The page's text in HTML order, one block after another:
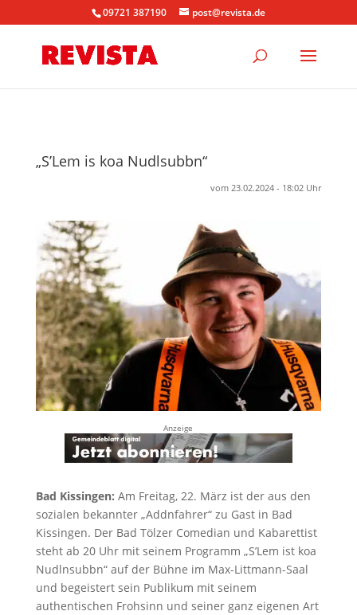
09721 387190 post@revista.de
„S’Lem is koa Nudlsubbn“
vom 23.02.2024 - 18:02 Uhr
Anzeige
Bad Kissingen: Am Freitag, 22. März ist der aus den
sozialen bekannter „Addnfahrer“ zu Gast in Bad
Kissingen. Der Bad Tölzer Comedian und Kabarettist
steht ab 20 Uhr mit seinem Programm „S’Lem ist koa
Nudlnsubbn“ auf der Bühne im Max-Littmann-Saal
und begeistert sein Publikum mit seinem
authentischen Frohsinn und seiner ganz eigenen Art